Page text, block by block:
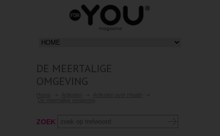
DE MEERTALIGE
OMGEVING
ZOEK